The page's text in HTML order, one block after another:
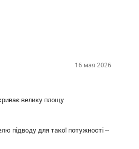
16 мая 2026
велику площу
підводу для такої потужності --